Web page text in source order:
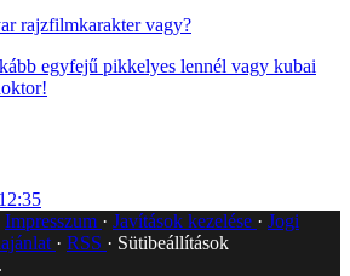
rajzfilmkarakter vagy?
egyfejű pikkelyes lennél vagy kubai
Impresszum Javítások kezelése
Jogi
RSS
Sütibeállítások